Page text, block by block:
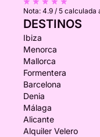
Nota: 4.9 / 5 calculada
DESTINOS
Ibiza
Menorca
Mallorca
Formentera
Barcelona
Denia
Málaga
Alicante
Alquiler Velero